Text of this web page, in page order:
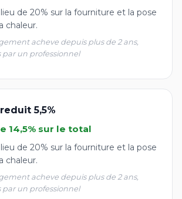
lieu de 20% sur la fourniture et la pose
chaleur.
acheve depuis plus de 2 ans,
par un professionnel
5,5%
14,5% sur le total
lieu de 20% sur la fourniture et la pose
chaleur.
acheve depuis plus de 2 ans,
par un professionnel